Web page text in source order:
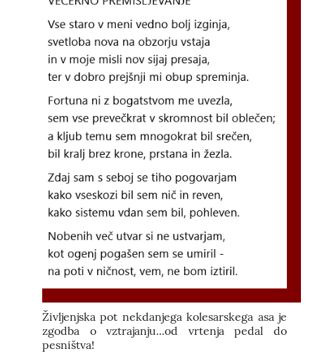
Življenjska pot nekdanjega kolesarskega asa je
zgodba o vztrajanju...od vrtenja pedal do
pesništva!